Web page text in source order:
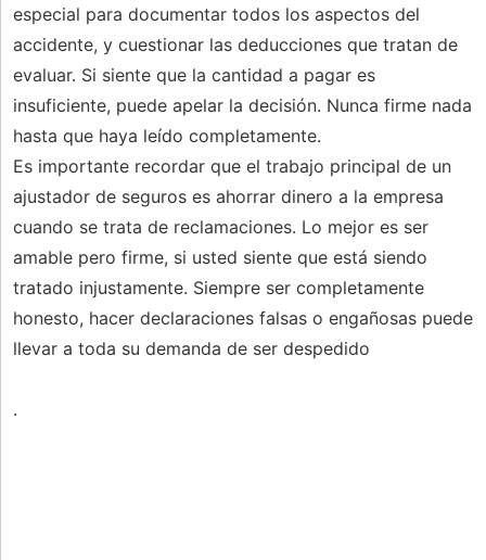
especial para documentar todos los aspectos del
accidente, y cuestionar las deducciones que tratan de
evaluar. Si siente que la cantidad a pagar es
insuficiente, puede apelar la decisión. Nunca firme nada
hasta que haya leído completamente.
Es importante recordar que el trabajo principal de un
ajustador de seguros es ahorrar dinero a la empresa
cuando se trata de reclamaciones. Lo mejor es ser
amable pero firme, si usted siente que está siendo
tratado injustamente. Siempre ser completamente
honesto, hacer declaraciones falsas o engañosas puede
llevar a toda su demanda de ser despedido
.